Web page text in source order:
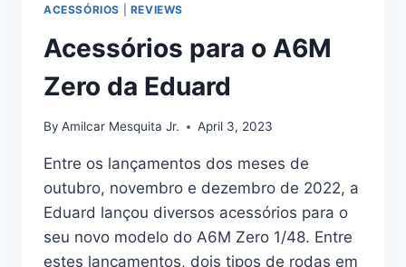
ACESSÓRIOS REVIEWS
Acessórios para o A6M
Zero da Eduard
By Amilcar Mesquita Jr. April 3, 2023
Entre os lançamentos dos meses de
outubro, novembro e dezembro de 2022, a
Eduard lançou diversos acessórios para o
seu novo modelo do A6M Zero 1/48. Entre
estes lançamentos, dois tipos de rodas em